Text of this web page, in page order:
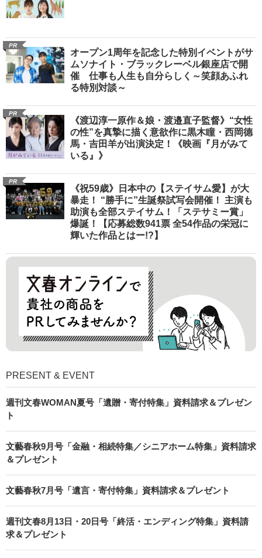
PR
オープン1周年を記念した特別イベントがサ
ムソナイト・ブラックレーベル銀座店で開
催 仕事も人生も自分らしく～笑顔あふれ
る特別対談～
PR
《渡辺淳一原作＆娘・渡邉直子監督》“女性
の性”を真摯に描く意欲作に黒木瞳・西岡德
馬・吉田羊が出演決定！《映画『月がみて
いる』》
PR
《祝59歳》日本中の【ステイサム愛】が大
暴走！ “勝手に”生誕祭試写会開催！ 主演も
助演も全部ステイサム！「ステサミー賞」
爆誕！【応募総数941票 全54作品の栄冠に
輝いた作品とはー!?】
PRESENT & EVENT
週刊文春WOMAN夏号「遺贈・寄付特集」資料請求＆プレゼン
ト
文藝春秋9月号「金融・相続特集／シニアホーム特集」資料請求
＆プレゼント
文藝春秋7月号「遺言・寄付特集」資料請求＆プレゼント
週刊文春8月13日・20日号「終活・エンディング特集」資料請
求＆プレゼント